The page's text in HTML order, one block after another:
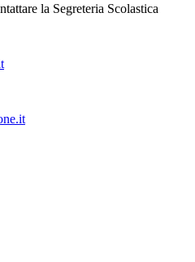
la Segreteria Scolastica